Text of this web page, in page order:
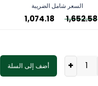
السعر شامل الضريبة
1,652.58
1,074.18
+ أضف إلى السلة